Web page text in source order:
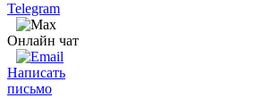
Telegram
Онлайн чат
Написать
письмо